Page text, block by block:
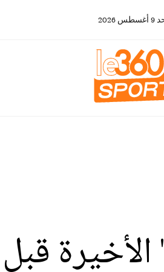
9 أغسطس 2026
الأخيرة